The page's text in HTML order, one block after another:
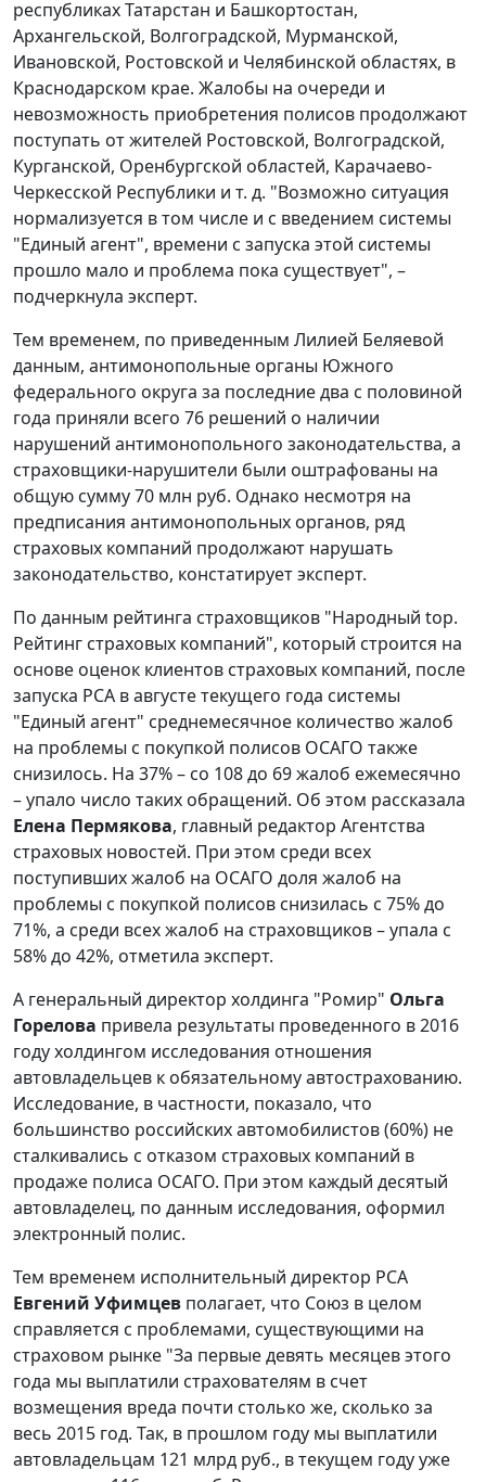
республиках Татарстан и Башкортостан,
Архангельской, Волгоградской, Мурманской,
Ивановской, Ростовской и Челябинской областях, в
Краснодарском крае. Жалобы на очереди и
невозможность приобретения полисов продолжают
поступать от жителей Ростовской, Волгоградской,
Курганской, Оренбургской областей, Карачаево-
Черкесской Республики и т. д. "Возможно ситуация
нормализуется в том числе и с введением системы
"Единый агент", времени с запуска этой системы
прошло мало и проблема пока существует", –
подчеркнула эксперт.
Тем временем, по приведенным Лилией Беляевой
данным, антимонопольные органы Южного
федерального округа за последние два с половиной
года приняли всего 76 решений о наличии
нарушений антимонопольного законодательства, а
страховщики-нарушители были оштрафованы на
общую сумму 70 млн руб. Однако несмотря на
предписания антимонопольных органов, ряд
страховых компаний продолжают нарушать
законодательство, констатирует эксперт.
По данным рейтинга страховщиков "Народный top.
Рейтинг страховых компаний", который строится на
основе оценок клиентов страховых компаний, после
запуска РСА в августе текущего года системы
"Единый агент" среднемесячное количество жалоб
на проблемы с покупкой полисов ОСАГО также
снизилось. На 37% – со 108 до 69 жалоб ежемесячно
– упало число таких обращений. Об этом рассказала
Елена Пермякова, главный редактор Агентства
страховых новостей. При этом среди всех
поступивших жалоб на ОСАГО доля жалоб на
проблемы с покупкой полисов снизилась с 75% до
71%, а среди всех жалоб на страховщиков – упала с
58% до 42%, отметила эксперт.
А генеральный директор холдинга "Ромир" Ольга
Горелова привела результаты проведенного в 2016
году холдингом исследования отношения
автовладельцев к обязательному автострахованию.
Исследование, в частности, показало, что
большинство российских автомобилистов (60%) не
сталкивались с отказом страховых компаний в
продаже полиса ОСАГО. При этом каждый десятый
автовладелец, по данным исследования, оформил
электронный полис.
Тем временем исполнительный директор РСА
Евгений Уфимцев полагает, что Союз в целом
справляется с проблемами, существующими на
страховом рынке "За первые девять месяцев этого
года мы выплатили страхователям в счет
возмещения вреда почти столько же, сколько за
весь 2015 год. Так, в прошлом году мы выплатили
автовладельцам 121 млрд руб., в текущем году уже